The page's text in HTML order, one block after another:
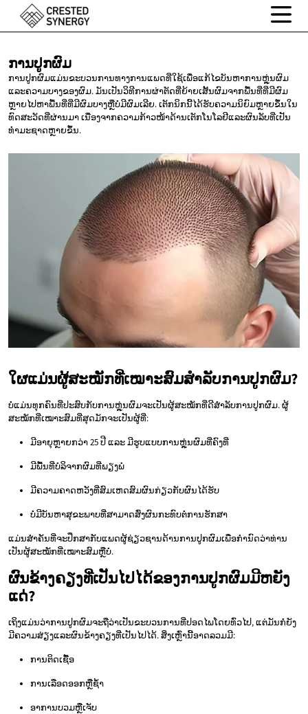
ການປູກຜົມ
ການປູກຜົມແມ່ນຂະບວນການທາງການແພດທີ່ໃຊ້ເພື່ອແກ້ໄຂບັນຫາການຫຼຸ່ນຜົມ
ແລະຄວາມບາງຂອງຜົມ. ມັນເປັນວິທີການຜ່າຕັດທີ່ຍ້າຍເສັ້ນຜົມຈາກພື້ນທີ່ທີ່ມີຜົມ
ຫຼາຍໄປຫາພື້ນທີ່ທີ່ມີຜົມບາງຫຼືບໍ່ມີຜົມເລີຍ. ເຕັກນິກນີ້ໄດ້ຮັບຄວາມນິຍົມຫຼາຍຂຶ້ນໃນ
ທົດສະວັດທີ່ຜ່ານມາ ເນື່ອງຈາກຄວາມກ້າວໜ້າດ້ານເຕັກໂນໂລຢີແລະຜົນລັບທີ່ເປັນ
ທຳມະຊາດຫຼາຍຂຶ້ນ.
ໃຜແມ່ນຜູ້ສະໝັກທີ່ເໝາະສົມສຳລັບການປູກຜົມ?
ບໍ່ແມ່ນທຸກຄົນທີ່ປະສົບກັບການຫຼຸ່ນຜົມຈະເປັນຜູ້ສະໝັກທີ່ດີສຳລັບການປູກຜົມ. ຜູ້
ສະໝັກທີ່ເໝາະສົມທີ່ສຸດມັກຈະເປັນຜູ້ທີ່:
ມີອາຍຸຫຼາຍກວ່າ 25 ປີ ແລະ ມີຮູບແບບການຫຼຸ່ນຜົມທີ່ຄົງທີ່
ມີພື້ນທີ່ບໍລິຈາກຜົມທີ່ພຽງພໍ
ມີຄວາມຄາດຫວັງທີ່ສົມເຫດສົມຜົນກ່ຽວກັບຜົນໄດ້ຮັບ
ບໍ່ມີບັນຫາສຸຂະພາບທີ່ສາມາດສົ່ງຜົນກະທົບຕໍ່ການຮັກສາ
ແມ່ນສຳຄັນທີ່ຈະປຶກສາກັບແພດຜູ້ຊ່ຽວຊານດ້ານການປູກຜົມເພື່ອກຳນົດວ່າທ່ານ
ເປັນຜູ້ສະໝັກທີ່ເໝາະສົມຫຼືບໍ່.
ຜົນຂ້າງຄຽງທີ່ເປັນໄປໄດ້ຂອງການປູກຜົມມີຫຍັງ
ແດ່?
ເຖິງແມ່ນວ່າການປູກຜົມຈະຖືວ່າເປັນຂະບວນການທີ່ປອດໄພໂດຍທົ່ວໄປ, ແຕ່ມັນກໍ່ຍັງ
ມີຄວາມສ່ຽງແລະຜົນຂ້າງຄຽງທີ່ເປັນໄປໄດ້. ສິ່ງເຫຼົ່ານີ້ອາດລວມມີ:
ການຕິດເຊື້ອ
ການເລືອດອອກຫຼືຊ້ຳ
ອາການບວມຫຼືເຈັບ